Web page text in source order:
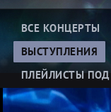
ВСЕ КОНЦЕРТЫ
ВЫСТУПЛЕНИЯ
ПЛЕЙЛИСТЫ